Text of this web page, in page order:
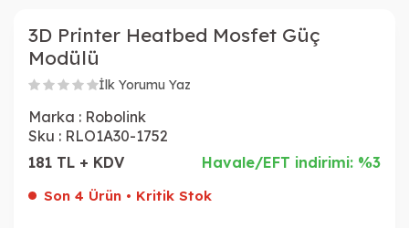
3D Printer Heatbed Mosfet Güç
Modülü
İlk Yorumu Yaz
Marka : Robolink
Sku : RLO1A30-1752
181 TL + KDV
Havale/EFT indirimi: %3
Son 4 Ürün • Kritik Stok